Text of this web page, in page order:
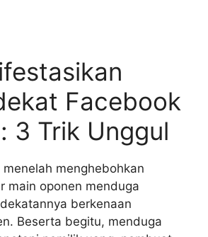
Facebook
3 Trik Unggul
menghebohkan
main oponen menduga
berkenaan
Beserta begitu, menduga